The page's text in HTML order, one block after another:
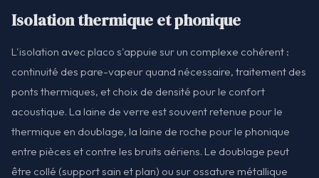
Isolation thermique et phonique
L'isolation avec placo s'appuie sur un complexe cohérent :
continuité des pare-vapeur quand nécessaire, traitement des
ponts thermiques, et choix de densité pour le confort
acoustique. La laine de verre est souvent retenue pour le
thermique en doublage, la laine de roche pour le phonique
entre pièces et contre les bruits aériens. Le doublage peut
être collé (support sain et plan) ou sur ossature métallique